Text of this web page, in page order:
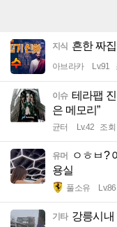
지식 흔한 짜
아브라카 Lv.91
이슈 테라팹
은 메모리”
균터 Lv.42 조회
유머
ㅇㅎㅂ?
용실
풀소유 Lv.86
기타 강릉시내